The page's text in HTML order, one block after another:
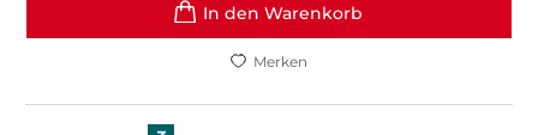
In den Warenkorb
Merken